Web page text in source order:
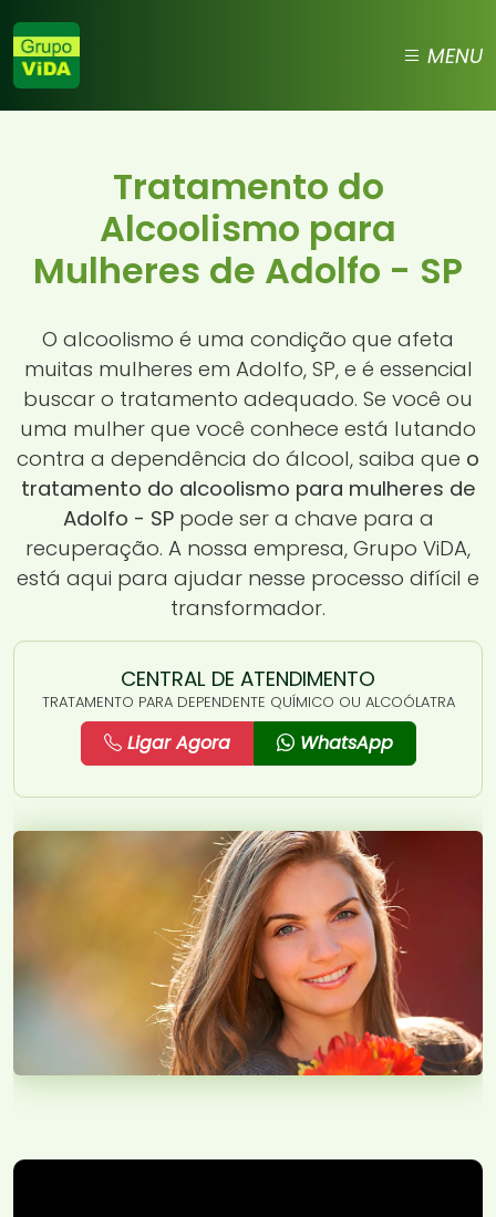
MENU
Tratamento do
Alcoolismo para
Mulheres de Adolfo - SP
O alcoolismo é uma condição que afeta
muitas mulheres em Adolfo, SP, e é essencial
buscar o tratamento adequado. Se você ou
uma mulher que você conhece está lutando
contra a dependência do álcool, saiba que o
tratamento do alcoolismo para mulheres de
Adolfo - SPpode ser a chave para a
recuperação. A nossa empresa, Grupo ViDA,
está aqui para ajudar nesse processo difícil e
transformador.
CENTRAL DE ATENDIMENTO
TRATAMENTO PARA DEPENDENTE QUÍMICO OU ALCOÓLATRA
Ligar Agora WhatsApp